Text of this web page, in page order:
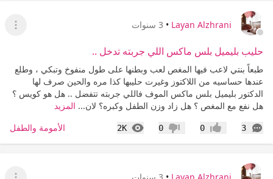
Layan Alzhrani
• 3 سنوات
عرض
حليب بليميل بلس ماكس اللي جربته تدخل ..
طبعاً بنتي لاعب فيها المغص لعب وبطنها على طول منفوخ وتبكي ، وطلع
عندها حساسيه من اللاكتوز وغيرت حليبها كذا مره والحين صرف لها
الدكتور بليميل بلس ماكس الموف فاللي جربته تتفضل .. هل هو كويس ؟
هل نفع مع المغص ؟ هل زاد وزن الطفل وكبره؟ لان... المزيد
3
التعليقات إعجاب0 عدم إعجاب
0
2K
المشاهدات الأمومة والطفل